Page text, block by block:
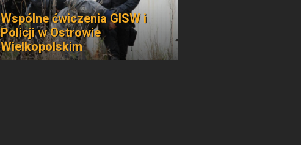
Wspólne ćwiczenia GISW i
Policji w Ostrowie
Wielkopolskim